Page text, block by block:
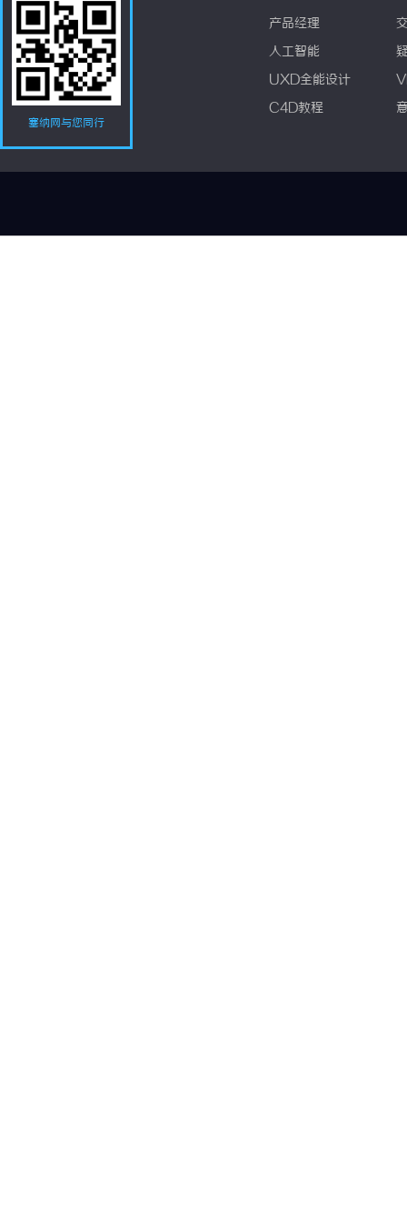
塞纳网与您同行
产品经理
人工智能
UXD全能设计
C4D教程